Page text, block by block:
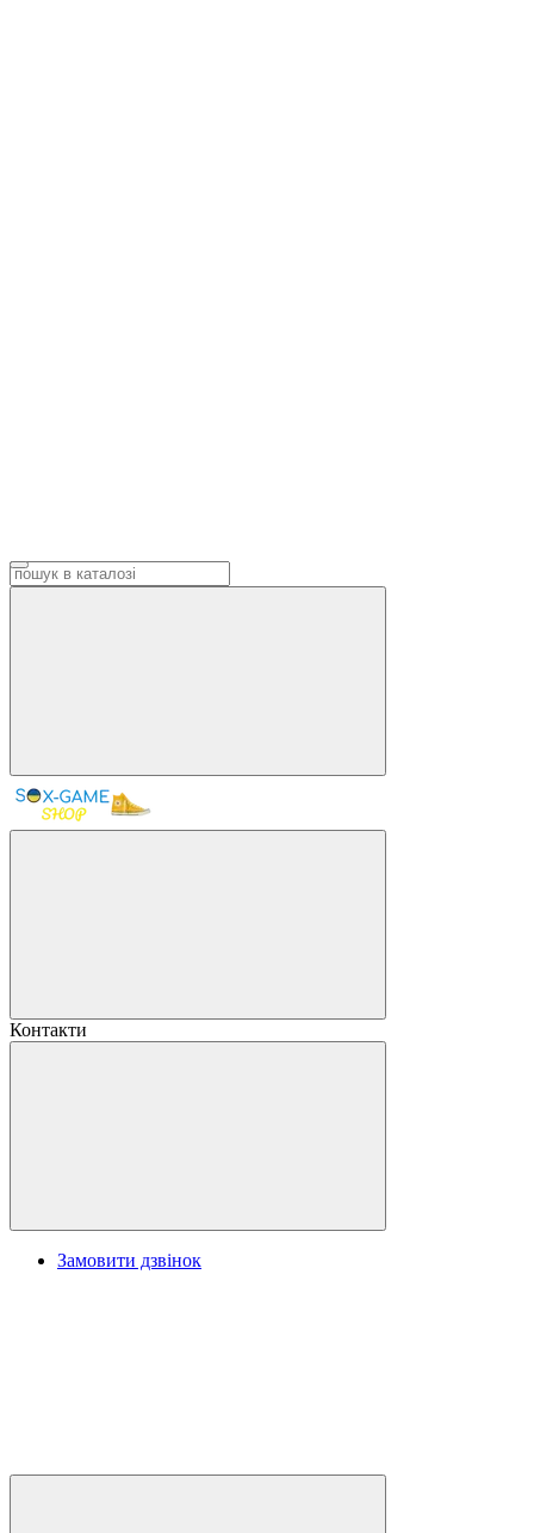
Контакти
Замовити дзвінок